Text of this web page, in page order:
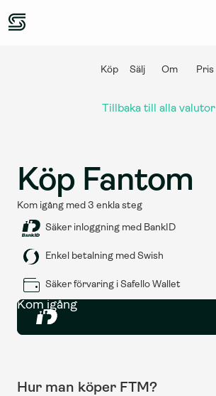
Köp Sälj Om Pris
Tillbaka till alla valutor
Köp Fantom
Kom igång med 3 enkla steg
Säker inloggning med BankID
Enkel betalning med Swish
Säker förvaring i Safello Wallet
Kom igång
Hur man köper FTM?